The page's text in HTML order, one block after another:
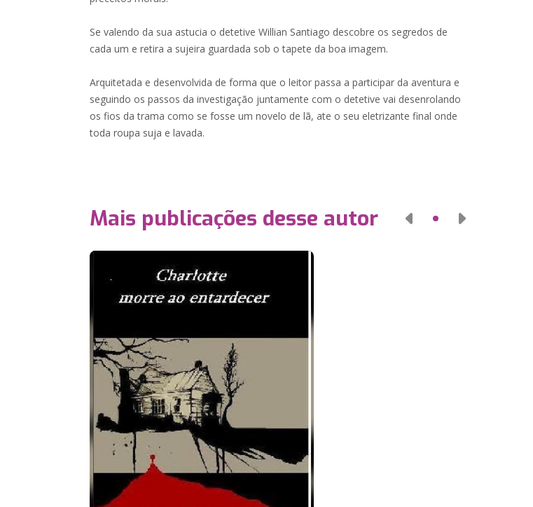
Se valendo da sua astucia o detetive Willian Santiago descobre os segredos de
cada um e retira a sujeira guardada sob o tapete da boa imagem.
Arquitetada e desenvolvida de forma que o leitor passa a participar da aventura e
seguindo os passos da investigação juntamente com o detetive vai desenrolando
os fios da trama como se fosse um novelo de lã, ate o seu eletrizante final onde
toda roupa suja e lavada.
Mais publicações desse autor